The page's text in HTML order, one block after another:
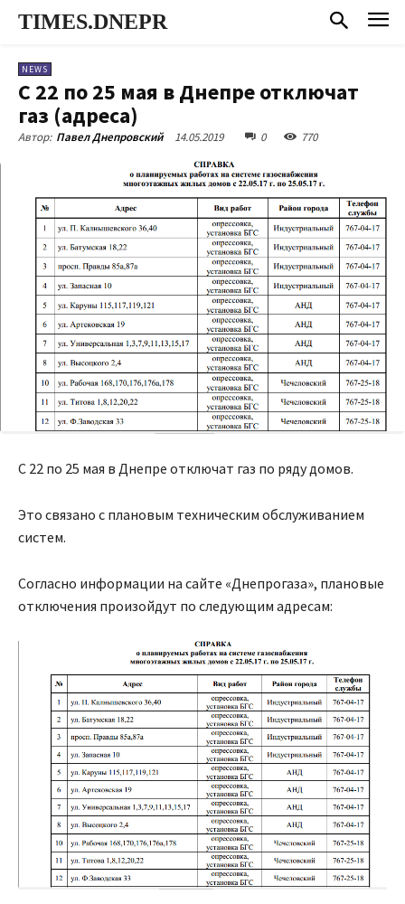
TIMES.DNEPR
NEWS
С 22 по 25 мая в Днепре отключат
газ (адреса)
Автор: Павел Днепровский 14.05.2019 0 770
С 22 по 25 мая в Днепре отключат газ по ряду домов.
Это связано с плановым техническим обслуживанием
систем.
Согласно информации на сайте «Днепрогаза», плановые
отключения произойдут по следующим адресам: